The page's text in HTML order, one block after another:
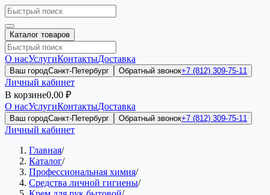
Каталог товаров
О насУслугиКонтактыДоставка
Ваш городСанкт-Петербург Обратный звонок+7 (812) 309-75-11
Личный кабинет
В корзине0,00 ₽
О насУслугиКонтактыДоставка
Ваш городСанкт-Петербург Обратный звонок+7 (812) 309-75-11
Личный кабинет
Главная/
Каталог/
Профессиональная химия/
Средства личной гигиены/